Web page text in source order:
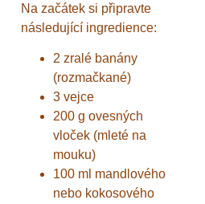
Na začátek si připravte
následující ingredience:
2 zralé banány
(rozmačkané)
3 vejce
200 g ovesných
vloček (mleté na
mouku)
100 ml mandlového
nebo kokosového